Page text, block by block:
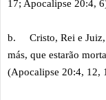
17; Apocalipse 20:4,
b.
Cristo, Rei e
más, que estarão
(Apocalipse 20:4, 12,